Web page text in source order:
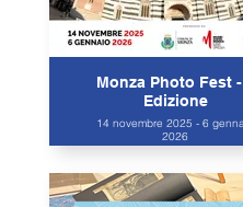
Monza Photo Fest
Edizione
14 novembre 2025 - 6
2026